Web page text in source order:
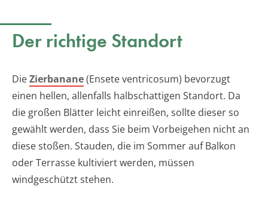
Der richtige Standort
DieZierbanane(Ensete ventricosum) bevorzugt
einen hellen, allenfalls halbschattigen Standort. Da
die großen Blätter leicht einreißen, sollte dieser so
gewählt werden, dass Sie beim Vorbeigehen nicht an
diese stoßen. Stauden, die im Sommer auf Balkon
oder Terrasse kultiviert werden, müssen
windgeschützt stehen.